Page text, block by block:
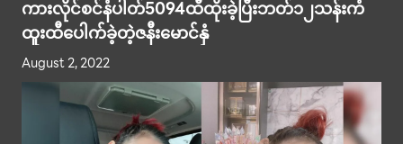
ကားလိုင်စင်နံပါတ်5094ထီထိုးခဲ့ပြီးဘတ်၁၂သန်းကံ
ထူးထီပေါက်ခဲ့တဲ့ဇနီးမောင်နှံ
August 2, 2022